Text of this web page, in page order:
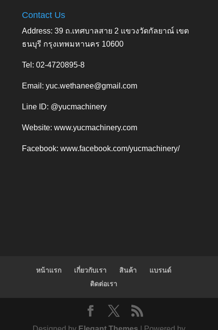
Contact Us
Address: 39 ถ.เทศบาลสาย 2 แขวงวัดกัลยาณ์ เขต
ธนบุรี กรุงเทพมหานคร 10600
Tel: 02-4720895-8
Email: yuc.wethanee@gmail.com
Line ID: @yucmachinery
Website: www.yucmachinery.com
Facebook: www.facebook.com/yucmachinery/
หน้าแรก เกี่ยวกับเรา สินค้า
แบรนด์
ติดต่อเรา